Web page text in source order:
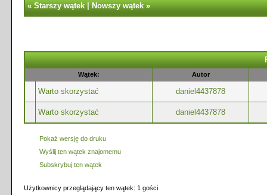
«Starszy wątek|Nowszy wątek»
Wątek: Autor
Warto skorzystać daniel4437878
Warto skorzystać daniel4437878
Pokaż wersję do druku
Wyślij ten wątek znajomemu
Subskrybuj ten wątek
Użytkownicy przeglądający ten wątek: 1 gości